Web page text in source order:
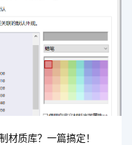
材质库？一篇搞定！